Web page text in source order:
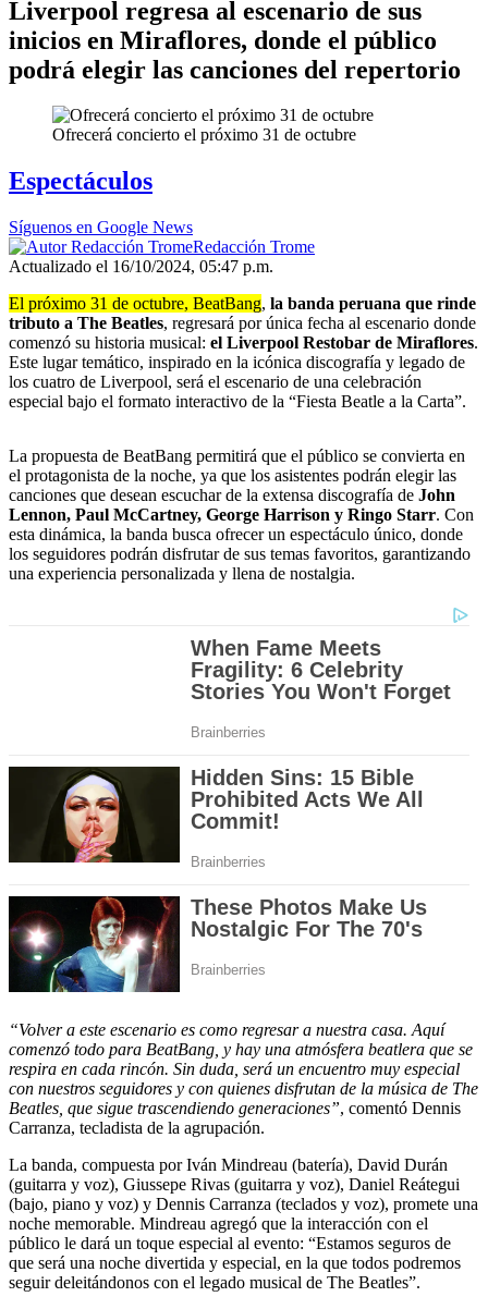
Liverpool regresa al escenario de sus
inicios en Miraflores, donde el público
podrá elegir las canciones del repertorio
Ofrecerá concierto el próximo 31 de octubre
Espectáculos
Síguenos en Google News
Redacción Trome
Actualizado el 16/10/2024, 05:47 p.m.
El próximo 31 de octubre, BeatBang, la banda peruana que rinde
tributo a The Beatles, regresará por única fecha al escenario donde
comenzó su historia musical: el Liverpool Restobar de Miraflores.
Este lugar temático, inspirado en la icónica discografía y legado de
los cuatro de Liverpool, será el escenario de una celebración
especial bajo el formato interactivo de la “Fiesta Beatle a la Carta”.
La propuesta de BeatBang permitirá que el público se convierta en
el protagonista de la noche, ya que los asistentes podrán elegir las
canciones que desean escuchar de la extensa discografía de John
Lennon, Paul McCartney, George Harrison y Ringo Starr. Con
esta dinámica, la banda busca ofrecer un espectáculo único, donde
los seguidores podrán disfrutar de sus temas favoritos, garantizando
una experiencia personalizada y llena de nostalgia.
“Volver a este escenario es como regresar a nuestra casa. Aquí
comenzó todo para BeatBang, y hay una atmósfera beatlera que se
respira en cada rincón. Sin duda, será un encuentro muy especial
con nuestros seguidores y con quienes disfrutan de la música de The
Beatles, que sigue trascendiendo generaciones”, comentó Dennis
Carranza, tecladista de la agrupación.
La banda, compuesta por Iván Mindreau (batería), David Durán
(guitarra y voz), Giussepe Rivas (guitarra y voz), Daniel Reátegui
(bajo, piano y voz) y Dennis Carranza (teclados y voz), promete una
noche memorable. Mindreau agregó que la interacción con el
público le dará un toque especial al evento: “Estamos seguros de
que será una noche divertida y especial, en la que todos podremos
seguir deleitándonos con el legado musical de The Beatles”.